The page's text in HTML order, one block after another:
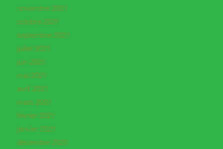
novembre 2021
octobre 2021
septembre 2021
juillet 2021
juin 2021
mai 2021
avril 2021
mars 2021
février 2021
janvier 2021
décembre 2020